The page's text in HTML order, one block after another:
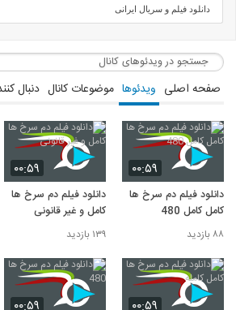
دانلود فیلم و سریال ایرانی
صفحه اصلی ویدئوها موضوعات کانال دنبال
۰۰:۵۹
دانلود فیلم دم سرخ ها
کامل کامل 480
۸۸ بازدید
۰۰:۵۹
دانلود فیلم دم سرخ ها
کامل و غیر قانونی
۱۳۹ بازدید